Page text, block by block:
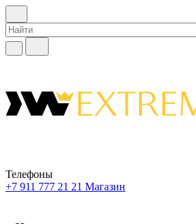
Телефоны
+7 911 777 21 21 Магазин